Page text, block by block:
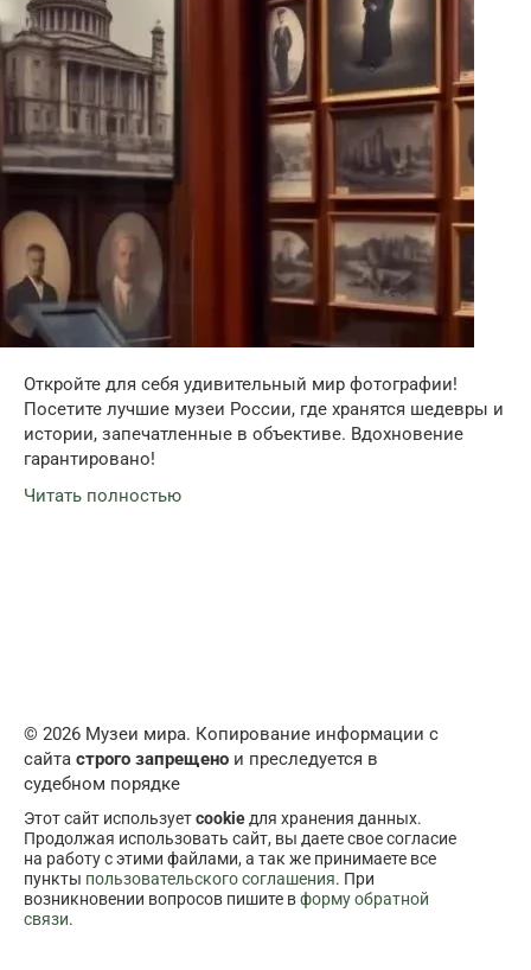
Откройте для себя удивительный мир фотографии!
Посетите лучшие музеи России, где хранятся шедевры и
истории, запечатленные в объективе. Вдохновение
гарантировано!
Читать полностью
© 2026 Музеи мира. Копирование информации с
сайта строго запрещено и преследуется в
судебном порядке
Этот сайт используетcookie для хранения данных.
Продолжая использовать сайт, вы даете свое согласие
на работу с этими файлами, а так же принимаете все
пункты пользовательского соглашения. При
возникновении вопросов пишите вформу обратной
связи.